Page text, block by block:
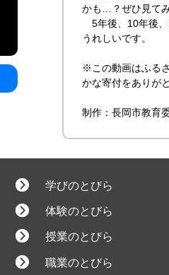
かも…？ぜひ見て
5年後、10年後、
うれしいです。
※この動画はふる
かな寄付をありが
制作：長岡市教育
学びのとびら
体験のとびら
授業のとびら
職業のとびら